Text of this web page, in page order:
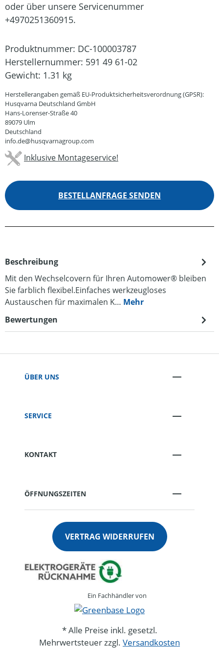
oder über unsere Servicenummer
+4970251360915.
Produktnummer: DC-100003787
Herstellernummer: 591 49 61-02
Gewicht: 1.31 kg
Herstellerangaben gemäß EU-Produktsicherheitsverordnung (GPSR):
Husqvarna Deutschland GmbH
Hans-Lorenser-Straße 40
89079 Ulm
Deutschland
info.de@husqvarnagroup.com
Inklusive Montageservice!
BESTELLANFRAGE SENDEN
Beschreibung
Mit den Wechselcovern für Ihren Automower® bleiben
Sie farblich flexibel.Einfaches werkzeugloses
Austauschen für maximalen K… Mehr
Bewertungen
ÜBER UNS
SERVICE
KONTAKT
ÖFFNUNGSZEITEN
VERTRAG WIDERRUFEN
Ein Fachhändler von
* Alle Preise inkl. gesetzl.
Mehrwertsteuer zzgl. Versandkosten